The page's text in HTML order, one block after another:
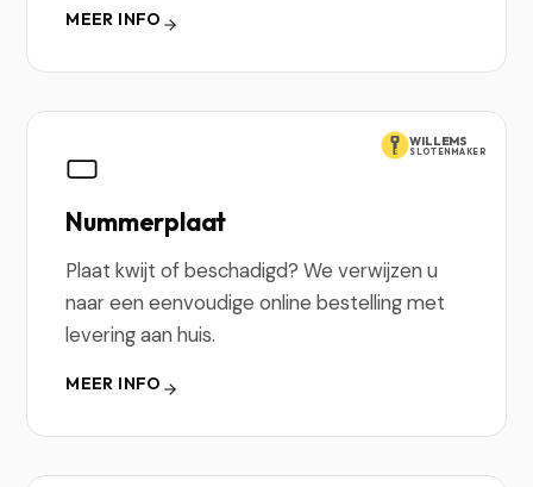
MEER INFO
WILLEMS
SLOTENMAKER
Nummerplaat
Plaat kwijt of beschadigd? We verwijzen u
naar een eenvoudige online bestelling met
levering aan huis.
MEER INFO